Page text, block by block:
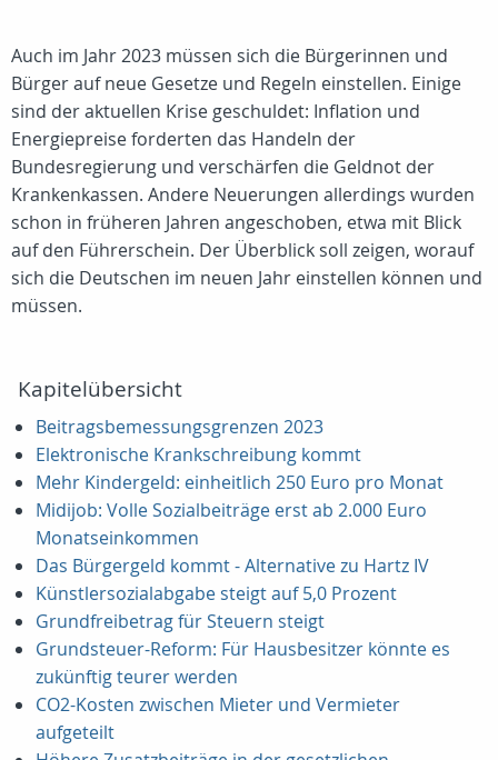
Auch im Jahr 2023 müssen sich die Bürgerinnen und
Bürger auf neue Gesetze und Regeln einstellen. Einige
sind der aktuellen Krise geschuldet: Inflation und
Energiepreise forderten das Handeln der
Bundesregierung und verschärfen die Geldnot der
Krankenkassen. Andere Neuerungen allerdings wurden
schon in früheren Jahren angeschoben, etwa mit Blick
auf den Führerschein. Der Überblick soll zeigen, worauf
sich die Deutschen im neuen Jahr einstellen können und
müssen.
Kapitelübersicht
Beitragsbemessungsgrenzen 2023
Elektronische Krankschreibung kommt
Mehr Kindergeld: einheitlich 250 Euro pro Monat
Midijob: Volle Sozialbeiträge erst ab 2.000 Euro
Monatseinkommen
Das Bürgergeld kommt - Alternative zu Hartz IV
Künstlersozialabgabe steigt auf 5,0 Prozent
Grundfreibetrag für Steuern steigt
Grundsteuer-Reform: Für Hausbesitzer könnte es
zukünftig teurer werden
CO2-Kosten zwischen Mieter und Vermieter
aufgeteilt